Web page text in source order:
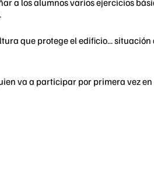
que protege el edificio...
va a participar por primera vez en